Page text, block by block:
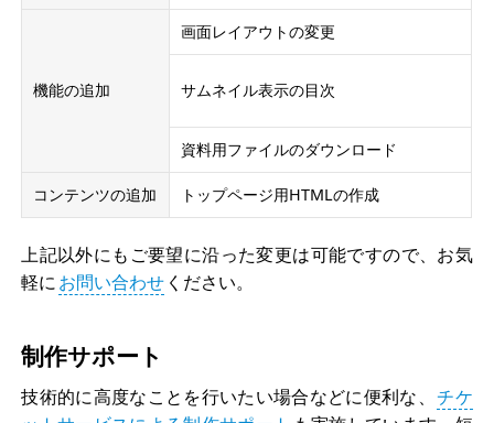
機能の追加
画面レイアウトの変更
サムネイル表示の目次
資料用ファイルのダウンロード
コンテンツの追加 トップページ用HTMLの作成
上記以外にもご要望に沿った変更は可能ですので、お気
軽にお問い合わせ ください。
制作サポート
技術的に高度なことを行いたい場合などに便利な、 チケ